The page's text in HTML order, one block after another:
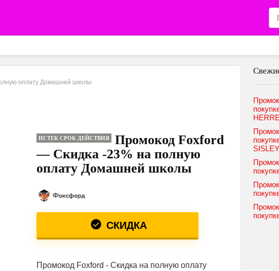
оплату Домашней школы
ИСТЕК СРОК ДЕЙСТВИЯ
Промокод Foxford
— Скидка -23% на полную
оплату Домашней школы
СКИДКА
Промокод Foxford - Скидка на полную оплату
SISLEY